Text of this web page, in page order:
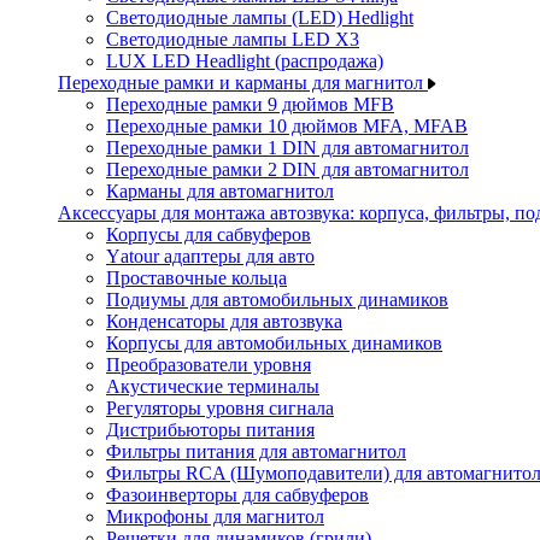
Светодиодные лампы (LED) Hedlight
Светодиодные лампы LED X3
LUX LED Headlight (распродажа)
Переходные рамки и карманы для магнитол
Переходные рамки 9 дюймов MFB
Переходные рамки 10 дюймов MFA, MFAB
Переходные рамки 1 DIN для автомагнитол
Переходные рамки 2 DIN для автомагнитол
Карманы для автомагнитол
Аксессуары для монтажа автозвука: корпуса, фильтры,
Корпусы для сабвуферов
Yаtour адаптеры для авто
Проставочные кольца
Подиумы для автомобильных динамиков
Конденсаторы для автозвука
Корпусы для автомобильных динамиков
Преобразователи уровня
Акустические терминалы
Регуляторы уровня сигнала
Дистрибьюторы питания
Фильтры питания для автомагнитол
Фильтры RCA (Шумоподавители) для автомагнитол
Фазоинверторы для сабвуферов
Микрофоны для магнитол